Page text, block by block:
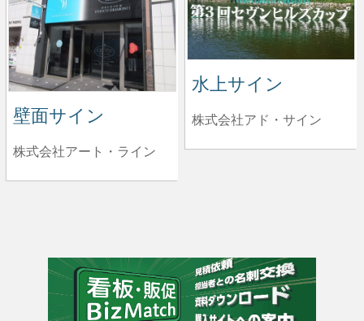
壁面サイン
株式会社アート・ライン
水上サイン
株式会社アド・サイン